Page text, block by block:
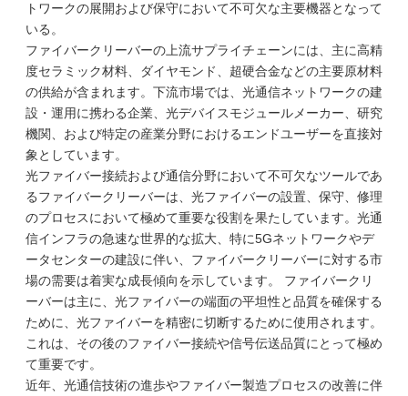
トワークの展開および保守において不可欠な主要機器となって
いる。
ファイバークリーバーの上流サプライチェーンには、主に高精
度セラミック材料、ダイヤモンド、超硬合金などの主要原材料
の供給が含まれます。下流市場では、光通信ネットワークの建
設・運用に携わる企業、光デバイスモジュールメーカー、研究
機関、および特定の産業分野におけるエンドユーザーを直接対
象としています。
光ファイバー接続および通信分野において不可欠なツールであ
るファイバークリーバーは、光ファイバーの設置、保守、修理
のプロセスにおいて極めて重要な役割を果たしています。光通
信インフラの急速な世界的な拡大、特に5Gネットワークやデ
ータセンターの建設に伴い、ファイバークリーバーに対する市
場の需要は着実な成長傾向を示しています。 ファイバークリ
ーバーは主に、光ファイバーの端面の平坦性と品質を確保する
ために、光ファイバーを精密に切断するために使用されます。
これは、その後のファイバー接続や信号伝送品質にとって極め
て重要です。
近年、光通信技術の進歩やファイバー製造プロセスの改善に伴